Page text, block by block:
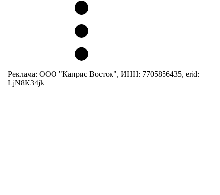
Реклама: ООО "Каприс Восток", ИНН: 7705856435, erid:
LjN8K34jk